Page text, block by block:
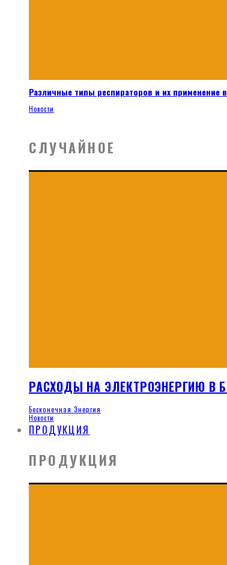
Различные типы респираторов и их применение
Новости
СЛУЧАЙНОЕ
РАСХОДЫ НА ЭЛЕКТРОЭНЕРГИЮ В
Бесконечная Энергия
Новости
ПРОДУКЦИЯ
ПРОДУКЦИЯ